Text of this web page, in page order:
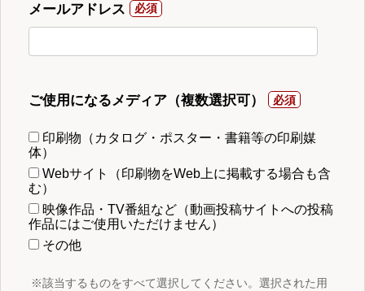
メールアドレス
ご使用になるメディア（複数選択可）
印刷物（カタログ・ポスター・書籍等の印刷媒
体）
Webサイト（印刷物をWeb上に掲載する場合も含
む）
映像作品・TV番組など（動画投稿サイトへの投稿
作品にはご使用いただけません）
その他
※該当するものをすべて選択してください。選択された用